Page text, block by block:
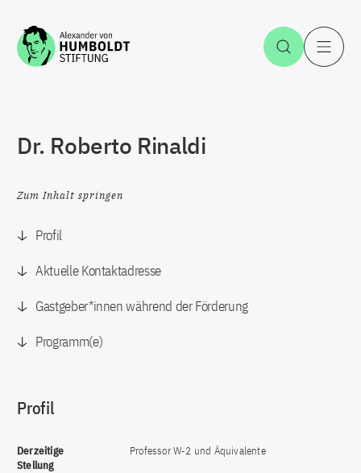
Zum Inhalt springen Suche
Dr. Roberto Rinaldi
Zum Inhalt springen
Profil
Aktuelle Kontaktadresse
Gastgeber*innen während der Förderung
Programm(e)
Profil
Derzeitige
Stellung
Professor W-2 und Äquivalente